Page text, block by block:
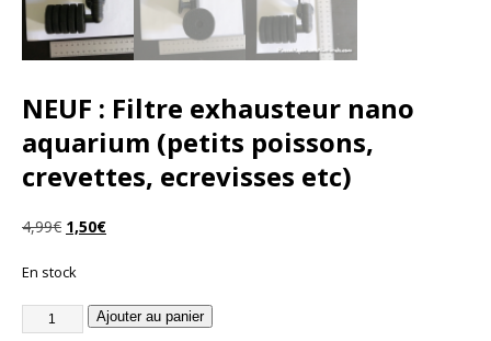
NEUF : Filtre exhausteur nano
aquarium (petits poissons,
crevettes, ecrevisses etc)
4,99€ 1,50€
En stock
Ajouter au panier